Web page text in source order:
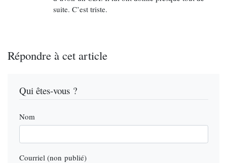
commerciaux.
alternative comem le rammassage et recyclage des
huiles alimentaires pour en faire du carburant. Il
suite. C’est triste.
Répondre à cet article
Qui êtes-vous ?
Nom
Courriel (non publié)